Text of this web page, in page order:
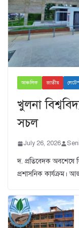
আঞ্চলিক জাতীয়
খুলনা
সচল
July 26, 2026
দ. প্রতিবেদক অবশেষে
প্রশাসনিক কার্যক্রম।